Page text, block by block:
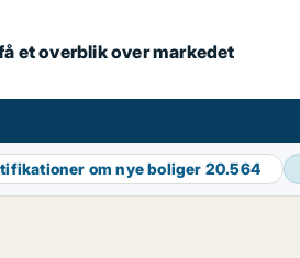
et overblik over markedet
om nye boliger 20.564